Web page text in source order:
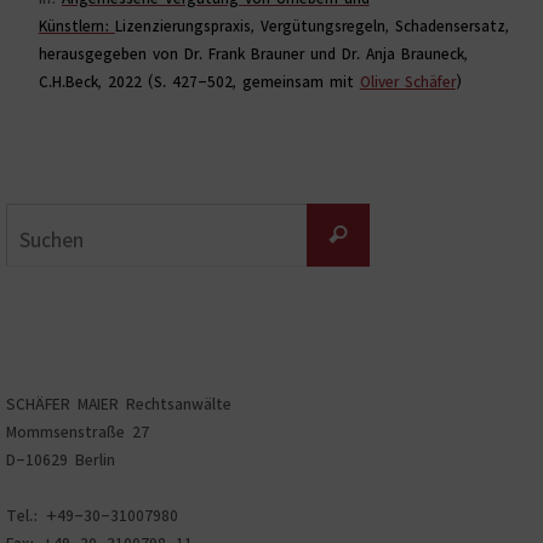
Künstlern: Lizenzierungspraxis, Vergütungsregeln, Schadensersatz,
herausgegeben von Dr. Frank Brauner und Dr. Anja Brauneck,
C.H.Beck, 2022 (S. 427-502, gemeinsam mit Oliver Schäfer)
Suchen
SCHÄFER MAIER Rechtsanwälte
Mommsenstraße 27
D-10629 Berlin
Tel.: +49-30-31007980